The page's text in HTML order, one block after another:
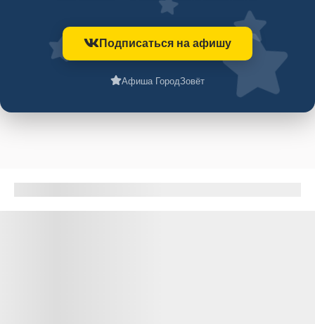
Подписаться на афишу
Афиша ГородЗовёт